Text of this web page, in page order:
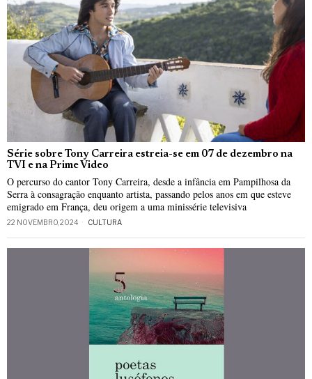
Série sobre Tony Carreira estreia-se em 07 de dezembro na
TVI e na Prime Video
O percurso do cantor Tony Carreira, desde a infância em Pampilhosa da
Serra à consagração enquanto artista, passando pelos anos em que esteve
emigrado em França, deu origem a uma minissérie televisiva
22 NOVEMBRO, 2024 CULTURA